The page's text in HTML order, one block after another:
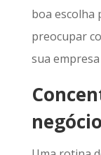
boa escolha
preocupar
sua
negócio